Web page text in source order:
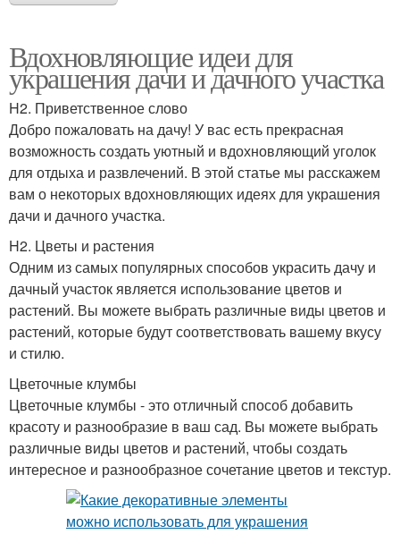
Вдохновляющие идеи для
украшения дачи и дачного участка
H2. Приветственное слово
Добро пожаловать на дачу! У вас есть прекрасная
возможность создать уютный и вдохновляющий уголок
для отдыха и развлечений. В этой статье мы расскажем
вам о некоторых вдохновляющих идеях для украшения
дачи и дачного участка.
H2. Цветы и растения
Одним из самых популярных способов украсить дачу и
дачный участок является использование цветов и
растений. Вы можете выбрать различные виды цветов и
растений, которые будут соответствовать вашему вкусу
и стилю.
Цветочные клумбы
Цветочные клумбы - это отличный способ добавить
красоту и разнообразие в ваш сад. Вы можете выбрать
различные виды цветов и растений, чтобы создать
интересное и разнообразное сочетание цветов и текстур.